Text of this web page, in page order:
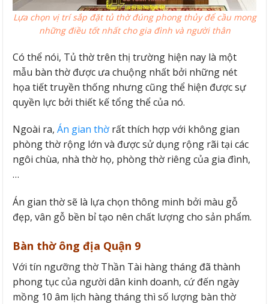
Lựa chọn vị trí sắp đặt tủ thờ đúng phong thủy để cầu mong
những điều tốt nhất cho gia đình và người thân
Có thể nói, Tủ thờ trên thị trường hiện nay là một
mẫu bàn thờ được ưa chuộng nhất bởi những nét
họa tiết truyền thống nhưng cũng thể hiện được sự
quyền lực bởi thiết kế tổng thể của nó.
Ngoài ra, Án gian thờ rất thích hợp với không gian
phòng thờ rộng lớn và được sử dụng rộng rãi tại các
ngôi chùa, nhà thờ họ, phòng thờ riêng của gia đình,
…
Án gian thờ sẽ là lựa chọn thông minh bởi màu gỗ
đẹp, vân gỗ bền bỉ tạo nên chất lượng cho sản phẩm.
Bàn thờ ông địa Quận 9
Với tín ngưỡng thờ Thần Tài hàng tháng đã thành
phong tục của người dân kinh doanh, cứ đến ngày
mồng 10 âm lịch hàng tháng thì số lượng bàn thờ